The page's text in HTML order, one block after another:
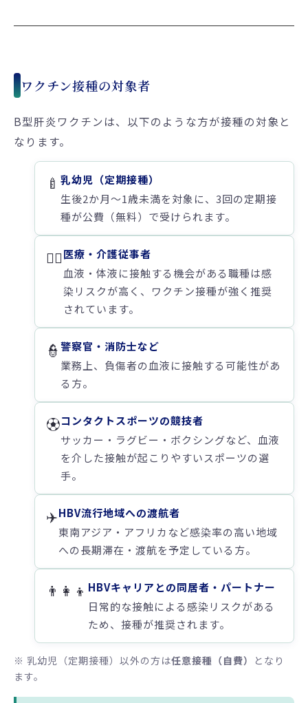
ワクチン接種の対象者
B型肝炎ワクチンは、以下のような方が接種の対象と
なります。
🍼 乳幼児（定期接種）
生後2か月〜1歳未満を対象に、3回の定期接
種が公費（無料）で受けられます。
👩‍⚕️医療・介護従事者
血液・体液に接触する機会がある職種は感
染リスクが高く、ワクチン接種が強く推奨
されています。
👮警察官・消防士など
業務上、負傷者の血液に接触する可能性があ
る方。
⚽コンタクトスポーツの競技者
サッカー・ラグビー・ボクシングなど、血液
を介した接触が起こりやすいスポーツの選
手。
✈️HBV流行地域への渡航者
東南アジア・アフリカなど感染率の高い地域
への長期滞在・渡航を予定している方。
👨‍👩‍👦 HBVキャリアとの同居者・パートナー
日常的な接触による感染リスクがある
ため、接種が推奨されます。
※ 乳幼児（定期接種）以外の方は任意接種（自費）
となり
ます。